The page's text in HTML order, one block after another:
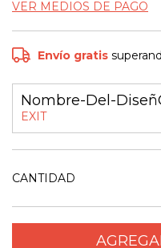
VER MEDIOS DE PAGO
Envío gratis
Nombre-Del-
EXIT
CANTIDAD